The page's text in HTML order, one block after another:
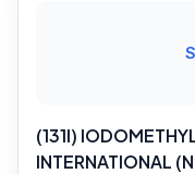
(131I)
INTERNATIONAL